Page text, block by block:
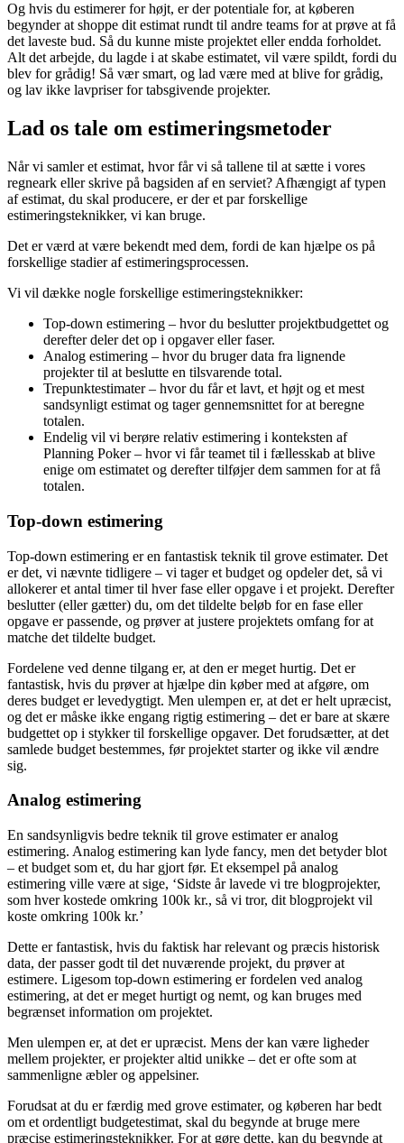
Og hvis du estimerer for højt, er der potentiale for, at køberen
begynder at shoppe dit estimat rundt til andre teams for at prøve at få
det laveste bud. Så du kunne miste projektet eller endda forholdet.
Alt det arbejde, du lagde i at skabe estimatet, vil være spildt, fordi du
blev for grådig! Så vær smart, og lad være med at blive for grådig,
og lav ikke lavpriser for tabsgivende projekter.
Lad os tale om estimeringsmetoder
Når vi samler et estimat, hvor får vi så tallene til at sætte i vores
regneark eller skrive på bagsiden af en serviet? Afhængigt af typen
af estimat, du skal producere, er der et par forskellige
estimeringsteknikker, vi kan bruge.
Det er værd at være bekendt med dem, fordi de kan hjælpe os på
forskellige stadier af estimeringsprocessen.
Vi vil dække nogle forskellige estimeringsteknikker:
Top-down estimering – hvor du beslutter projektbudgettet og
derefter deler det op i opgaver eller faser.
Analog estimering – hvor du bruger data fra lignende
projekter til at beslutte en tilsvarende total.
Trepunktestimater – hvor du får et lavt, et højt og et mest
sandsynligt estimat og tager gennemsnittet for at beregne
totalen.
Endelig vil vi berøre relativ estimering i konteksten af
Planning Poker – hvor vi får teamet til i fællesskab at blive
enige om estimatet og derefter tilføjer dem sammen for at få
totalen.
Top-down estimering
Top-down estimering er en fantastisk teknik til grove estimater. Det
er det, vi nævnte tidligere – vi tager et budget og opdeler det, så vi
allokerer et antal timer til hver fase eller opgave i et projekt. Derefter
beslutter (eller gætter) du, om det tildelte beløb for en fase eller
opgave er passende, og prøver at justere projektets omfang for at
matche det tildelte budget.
Fordelene ved denne tilgang er, at den er meget hurtig. Det er
fantastisk, hvis du prøver at hjælpe din køber med at afgøre, om
deres budget er levedygtigt. Men ulempen er, at det er helt upræcist,
og det er måske ikke engang rigtig estimering – det er bare at skære
budgettet op i stykker til forskellige opgaver. Det forudsætter, at det
samlede budget bestemmes, før projektet starter og ikke vil ændre
sig.
Analog estimering
En sandsynligvis bedre teknik til grove estimater er analog
estimering. Analog estimering kan lyde fancy, men det betyder blot
– et budget som et, du har gjort før. Et eksempel på analog
estimering ville være at sige, ‘Sidste år lavede vi tre blogprojekter,
som hver kostede omkring 100k kr., så vi tror, dit blogprojekt vil
koste omkring 100k kr.’
Dette er fantastisk, hvis du faktisk har relevant og præcis historisk
data, der passer godt til det nuværende projekt, du prøver at
estimere. Ligesom top-down estimering er fordelen ved analog
estimering, at det er meget hurtigt og nemt, og kan bruges med
begrænset information om projektet.
Men ulempen er, at det er upræcist. Mens der kan være ligheder
mellem projekter, er projekter altid unikke – det er ofte som at
sammenligne æbler og appelsiner.
Forudsat at du er færdig med grove estimater, og køberen har bedt
om et ordentligt budgetestimat, skal du begynde at bruge mere
præcise estimeringsteknikker. For at gøre dette, kan du begynde at